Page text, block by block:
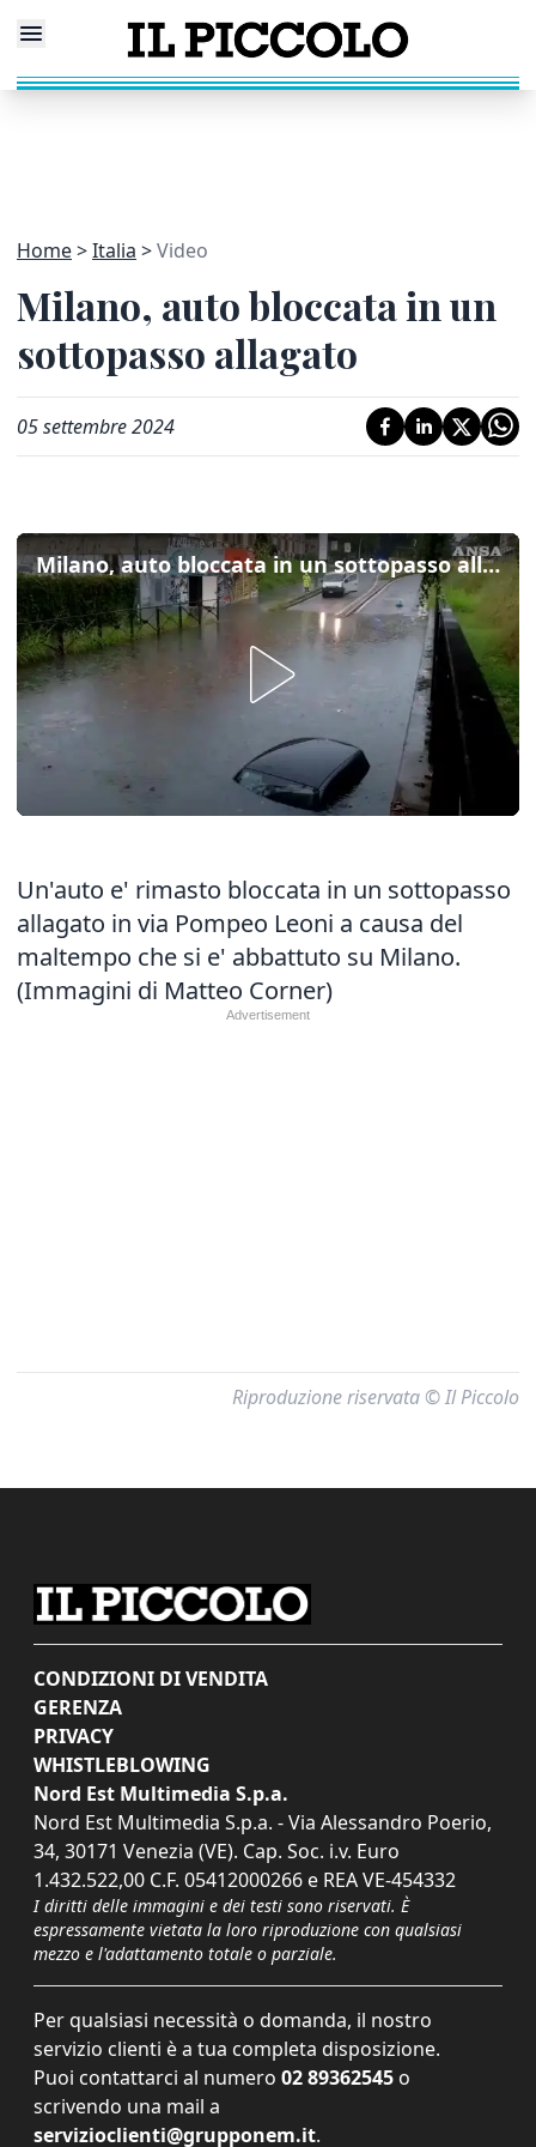
Home Italia Video
Milano, auto bloccata in un
sottopasso allagato
05 settembre 2024
Milano, auto bloccata in un sottopasso allagato
Un'auto e' rimasto bloccata in un sottopasso
allagato in via Pompeo Leoni a causa del
maltempo che si e' abbattuto su Milano.
(Immagini di Matteo Corner)
Riproduzione riservata © Il Piccolo
CONDIZIONI DI VENDITA
GERENZA
PRIVACY
WHISTLEBLOWING
Nord Est Multimedia S.p.a.
Nord Est Multimedia S.p.a. - Via Alessandro Poerio,
34, 30171 Venezia (VE). Cap. Soc. i.v. Euro
1.432.522,00 C.F. 05412000266 e REA VE-454332
I diritti delle immagini e dei testi sono riservati. È
espressamente vietata la loro riproduzione con qualsiasi
mezzo e l'adattamento totale o parziale.
Per qualsiasi necessità o domanda, il nostro
servizio clienti è a tua completa disposizione.
Puoi contattarci al numero 02 89362545 o
scrivendo una mail a
servizioclienti@grupponem.it.